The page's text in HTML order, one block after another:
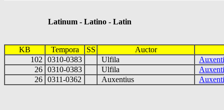
Latinum - Latino - Latin
KB Tempora SS
Auctor
102
0310-0383 Ulfila
26 0310-0383 Ulfila
26 0311-0362 Auxentius